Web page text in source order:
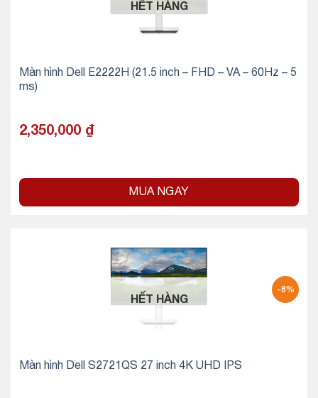
HẾT HÀNG
Màn hình Dell E2222H (21.5 inch – FHD – VA – 60Hz – 5
ms)
2,350,000 ₫
MUA NGAY
-8%
HẾT HÀNG
Màn hình Dell S2721QS 27 inch 4K UHD IPS